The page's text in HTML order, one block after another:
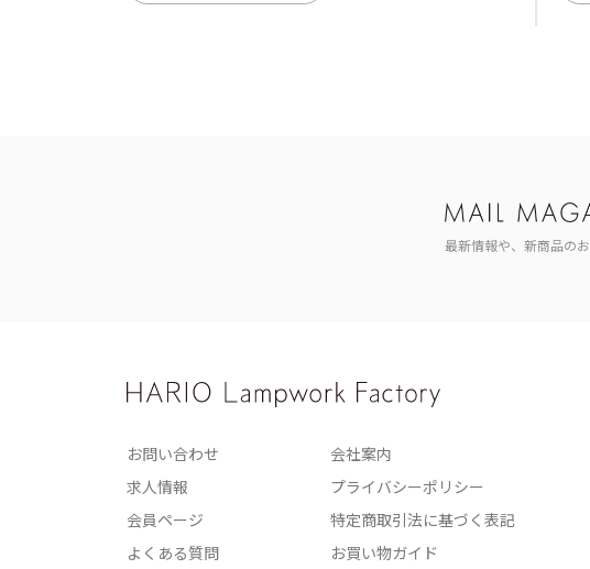
最新情報や、新商品の
お問い合わせ
会社案内
求人情報
プライバシーポリシー
会員ページ
特定商取引法に基づく表記
よくある質問
お買い物ガイド